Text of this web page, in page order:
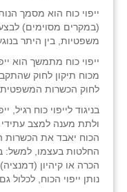
ייפוי כוח הוא מסמך
(במקרים מסוימים)
משפטיות, בין היתר
ייפוי כוח מתמשך הוא
לחוק הכשרות המשפטית
בניגוד לייפוי כוח
ולתת מענה למצב עתידי
הכוח יאבד את הכשרות
החלטות בעצמו, למשל:
הכרה או קיהיון
נותן ייפוי הכוח, לכלול